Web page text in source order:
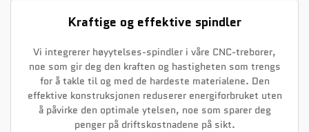
Kraftige og effektive spindler
Vi integrerer høyytelses-spindler i våre CNC-treborer,
noe som gir deg den kraften og hastigheten som trengs
for å takle til og med de hardeste materialene. Den
effektive konstruksjonen reduserer energiforbruket uten
å påvirke den optimale ytelsen, noe som sparer deg
penger på driftskostnadene på sikt.